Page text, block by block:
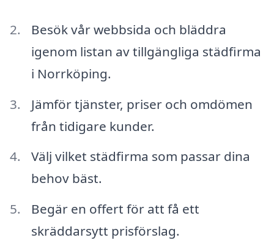
Besök vår webbsida och bläddra
igenom listan av tillgängliga städfirma
i Norrköping.
Jämför tjänster, priser och omdömen
från tidigare kunder.
Välj vilket städfirma som passar dina
behov bäst.
Begär en offert för att få ett
skräddarsytt prisförslag.